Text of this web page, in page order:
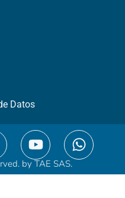
Datos
by TAE SAS.